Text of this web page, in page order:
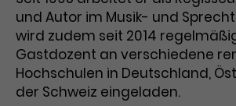
Laufzeit 1 Minute
Das ist ein von Google
gesetztes Cookie.
Daten werden nur
Zweck
Dieses Cookie wird
Nutzerinteraktionen
Werbeanzeigen zu
Remarketing-
bereitzustellen.
und Autor im Musik- und
wird zudem seit 2014
Gastdozent an verschiedene
Hochschulen in Deutschland,
der Schweiz eingeladen.